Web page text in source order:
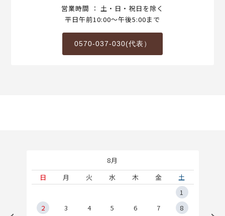
営業時間 ： 土・日・祝日を除く
平日午前10:00～午後5:00まで
0570-037-030(代表）
8月
日
月 火 水 木 金
土
1
2
3 4 5 6 7
8